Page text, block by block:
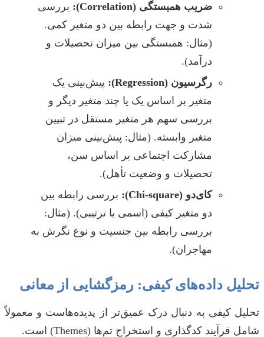
ضریب همبستگی (Correlation):
بررسی
شدت و جهت رابطه بین دو متغیر کمی.
(مثال: همبستگی بین میزان تحصیلات و
درآمد).
رگرسیون (Regression):
پیش‌بینی یک
متغیر بر اساس یک یا چند متغیر دیگر و
بررسی سهم هر متغیر مستقل در تبیین
متغیر وابسته. (مثال: پیش‌بینی میزان
مشارکت اجتماعی بر اساس سن،
تحصیلات و وضعیت تأهل).
کای‌دو (Chi-square):
بررسی رابطه بین
دو متغیر کیفی (اسمی یا ترتیبی). (مثال:
بررسی رابطه بین جنسیت و نوع نگرش به
مهاجران).
تحلیل داده‌های کیفی: رمزگشایی از معانی
تحلیل کیفی به دنبال درک عمیق‌تر از پدیده‌هاست و معمولاً
شامل فرآیند کدگذاری و استخراج تم‌ها (Themes) است.